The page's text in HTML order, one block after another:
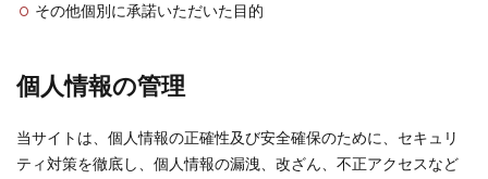
その他個別に承諾いただいた目的
個人情報の管理
当サイトは、個人情報の正確性及び安全確保のために、セキュリ
ティ対策を徹底し、個人情報の漏洩、改ざん、不正アクセスなど